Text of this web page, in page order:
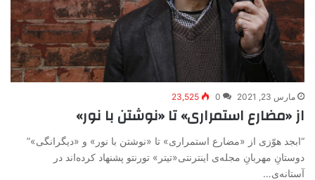
مارس 23, 2021 0
23,525
از «مضارع استمراری» تا «نوشتن با نور»
“ابجد هوّزی از «مضارع استمراری» تا «نوشتن با نور» و «دیگرانگی»”
دوستانِ مهربانِ مجله‌ی اینترنتی«تیتر» تورنتو پشنهاد کرده‌اند در
آستانه‌ی…